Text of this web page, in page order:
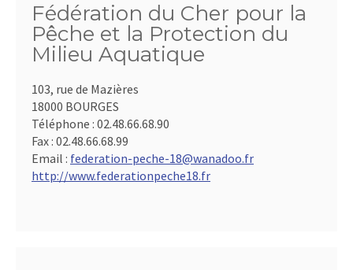
Fédération du Cher pour la
Pêche et la Protection du
Milieu Aquatique
103, rue de Mazières
18000 BOURGES
Téléphone : 02.48.66.68.90
Fax : 02.48.66.68.99
Email : federation-peche-18@wanadoo.fr
http://www.federationpeche18.fr